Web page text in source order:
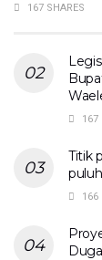
167 SHARES
167
Titik
166